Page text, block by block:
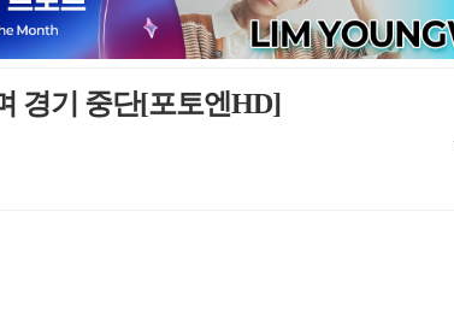
경기 중단[포토엔HD]